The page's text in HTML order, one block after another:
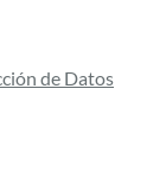
de Datos